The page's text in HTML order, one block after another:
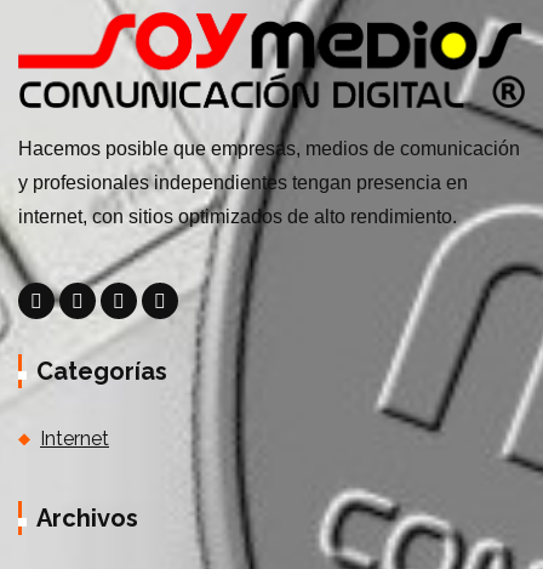
Hacemos posible que empresas, medios de comunicación
y profesionales independientes tengan presencia en
internet, con sitios optimizados de alto rendimiento.
Categorías
Internet
Archivos